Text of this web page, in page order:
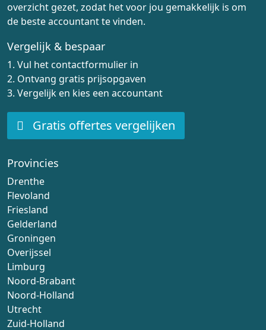
overzicht gezet, zodat het voor jou gemakkelijk is om
de beste accountant te vinden.
Vergelijk & bespaar
1. Vul het contactformulier in
2. Ontvang gratis prijsopgaven
3. Vergelijk en kies een accountant
Gratis offertes vergelijken
Provincies
Drenthe
Flevoland
Friesland
Gelderland
Groningen
Overijssel
Limburg
Noord-Brabant
Noord-Holland
Utrecht
Zuid-Holland